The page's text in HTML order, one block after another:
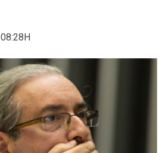
08:28H